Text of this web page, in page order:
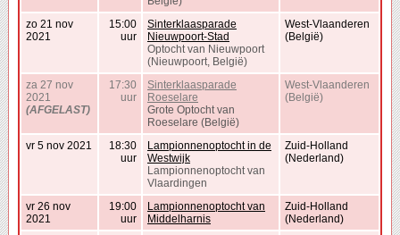
zo 21 nov
2021
15:00
uur
Sinterklaasparade
Nieuwpoort-Stad
Optocht van Nieuwpoort
(Nieuwpoort, België)
West-Vlaanderen
(België)
za 27 nov
2021
(AFGELAST)
17:30
uur
Sinterklaasparade
Roeselare
Grote Optocht van
Roeselare (België)
West-Vlaanderen
(België)
vr 5 nov 2021
18:30
uur
Lampionnenoptocht in de
Westwijk
Lampionnenoptocht van
Vlaardingen
Zuid-Holland
(Nederland)
vr 26 nov
2021
19:00
uur
Lampionnenoptocht van
Middelharnis
Zuid-Holland
(Nederland)